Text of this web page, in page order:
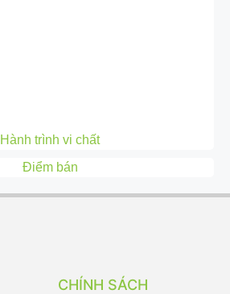
Hành trình vi chất
Điểm bán
CHÍNH SÁCH